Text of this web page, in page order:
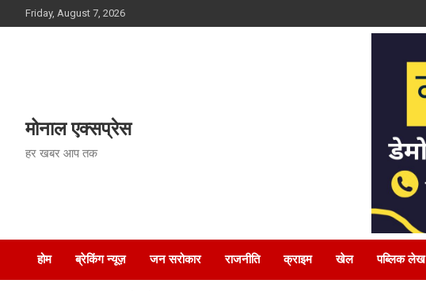
to
Friday, August 7, 2026
मोनाल एक्सप्रेस
हर खबर आप तक
होम ब्रेकिंग न्यूज़ जन सरोकार राजनीति क्राइम खेल पब्लिक लेख